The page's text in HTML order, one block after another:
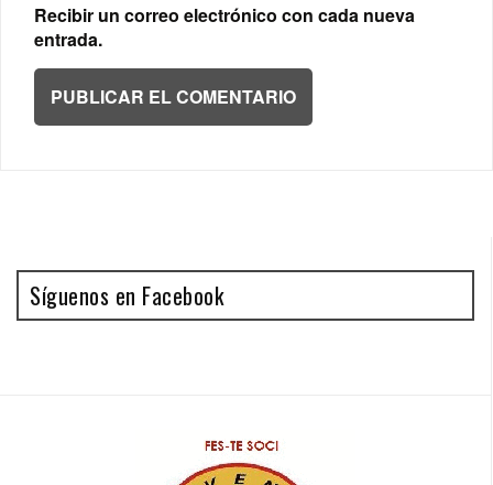
Recibir un correo electrónico con cada nueva
entrada.
Síguenos en Facebook